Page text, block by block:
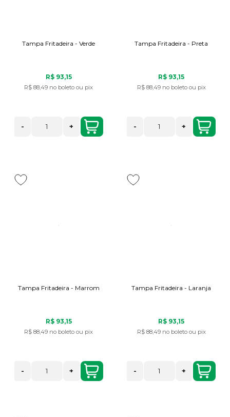
Tampa Fritadeira - Verde
R$ 93,15
R$ 88,49 no boleto ou pix
- +
Tampa Fritadeira - Preta
R$ 93,15
R$ 88,49 no boleto ou pix
- +
Tampa Fritadeira - Marrom
R$ 93,15
R$ 88,49 no boleto ou pix
- +
Tampa Fritadeira - Laranja
R$ 93,15
R$ 88,49 no boleto ou pix
- +